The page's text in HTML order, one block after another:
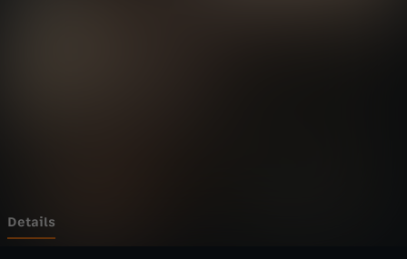
n
Details